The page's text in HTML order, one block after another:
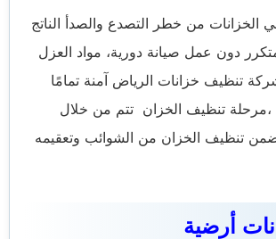
الخزانات من خطر التصدع والصدأ الناتج
دون عمل صيانة دورية، مواد العزل
تنظيف خزانات الرياض آمنة تمامًا
،مرحلة تنظيف الخزان تتم من خلال
تنظيف الخزان من الشوائب وتعقيمه
أرضية